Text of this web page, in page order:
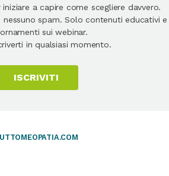
a capire come scegliere davvero.
nessuno spam. Solo contenuti educativi e
sui webinar.
in qualsiasi momento.
ISCRIVITI